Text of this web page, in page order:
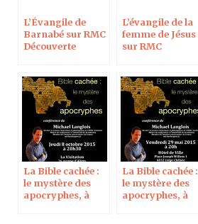
L’Évangile de
Barnabé sur RMC
Découverte
L’évangile de la
femme de Jésus
sur RMC
La Bible cachée :
le mystère des
apocryphes, à
La Bible cachée :
le mystère des
apocryphes, à